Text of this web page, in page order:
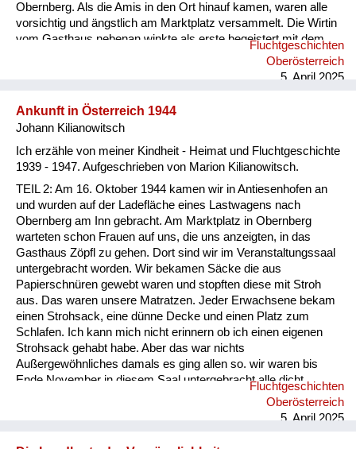
Obernberg. Als die Amis in den Ort hinauf kamen, waren alle
vorsichtig und ängstlich am Marktplatz versammelt. Die Wirtin
vom Gasthaus nebenan winkte als erste begeistert mit dem
Taschentuch. Ab diesem Zeitpunkt waren die Menschen in
Österreich nicht mehr so freundlich und hilfsbereit zu uns
als „s’Gfrastleut, Banatergfrast schaut's, dass wieder
weiterkommt’s. Warum...
Fluchtgeschichten
Oberösterreich
5. April 2025
Ankunft in Österreich 1944
Johann Kilianowitsch
Ich erzähle von meiner Kindheit - Heimat und Fluchtgeschichte
1939 - 1947. Aufgeschrieben von Marion Kilianowitsch.
TEIL 2: Am 16. Oktober 1944 kamen wir in Antiesenhofen an
und wurden auf der Ladefläche eines Lastwagens nach
Obernberg am Inn gebracht. Am Marktplatz in Obernberg
warteten schon Frauen auf uns, die uns anzeigten, in das
Gasthaus Zöpfl zu gehen. Dort sind wir im Veranstaltungssaal
untergebracht worden. Wir bekamen Säcke die aus
Papierschnüren gewebt waren und stopften diese mit Stroh
aus. Das waren unsere Matratzen. Jeder Erwachsene bekam
einen Strohsack, eine dünne Decke und einen Platz zum
Schlafen. Ich kann mich nicht erinnern ob ich einen eigenen
Strohsack gehabt habe. Aber das war nichts
Außergewöhnliches damals es ging allen so. wir waren bis
Ende November in diesem Saal untergebracht alle dicht
nebeneinander gereiht. Es gab keine Rücksicht auf
Intimsphäre. Mein Vater sah sich schon am zweiten Tag nach
Schneiderei am Marktplatz an zu arbeiten. Nach ungefähr
Fluchtgeschichten
Oberösterreich
5. April 2025